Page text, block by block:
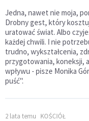
Jedna, nawet nie moja,
Drobny gest, który
uratować świat. Albo
każdej chwili. I nie
trudno, wykształcenia,
przygotowania, koneksji,
wpływu - pisze Monika
puść".
2 lata temu KOŚCIÓŁ